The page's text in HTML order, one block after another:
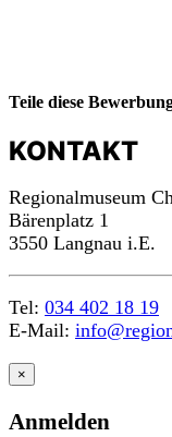
Teile diese
KONTAKT
Regionalmuseum
Bärenplatz 1
3550 Langnau i.E.
Tel: 034 402 18 19
E-Mail:
×
Anmelden